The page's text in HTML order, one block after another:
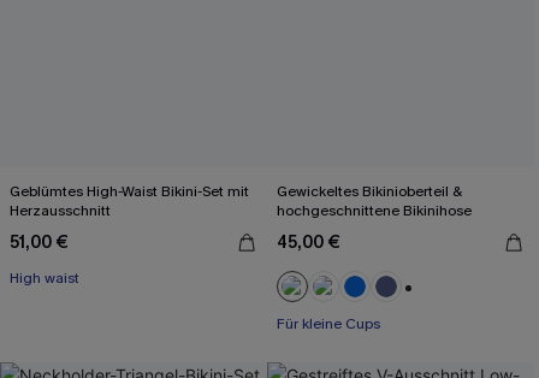
Geblümtes High-Waist Bikini-Set mit
Herzausschnitt
51,00 €
High waist
Gewickeltes Bikinioberteil &
hochgeschnittene Bikinihose
45,00 €
Für kleine Cups